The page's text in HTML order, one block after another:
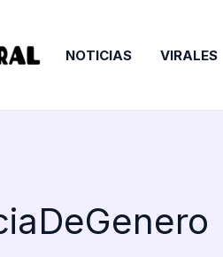
NOTICIAS VIRALES